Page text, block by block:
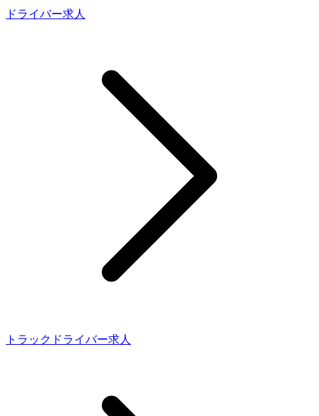
ドライバー求人
トラックドライバー求人